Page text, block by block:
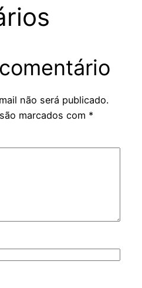
não será publicado.
marcados com *